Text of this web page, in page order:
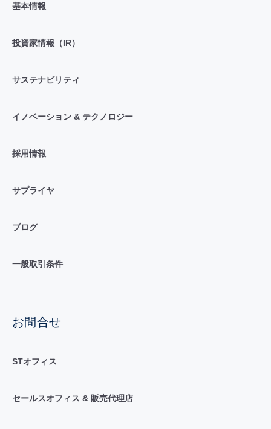
基本情報
投資家情報（IR）
サステナビリティ
イノベーション & テクノロジー
採用情報
サプライヤ
ブログ
一般取引条件
お問合せ
STオフィス
セールスオフィス & 販売代理店